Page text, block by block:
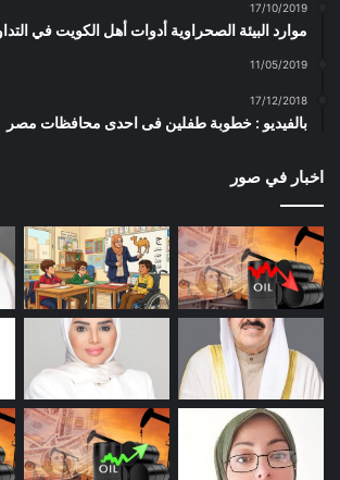
17/10/2019
موارد البيئة الصحراوية أدوات أهل الكويت في
11/05/2019
17/12/2018
بالفيديو : خطوبة طفلين فى احدى محافظات مصر
اخبار في صور